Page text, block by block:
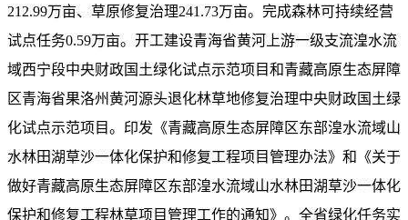
212.99万亩、草原修复治理241.73万亩。完成森林可持续经营
试点任务0.59万亩。开工建设青海省黄河上游一级支流湟水流
域西宁段中央财政国土绿化试点示范项目和青藏高原生态屏障
区青海省果洛州黄河源头退化林草地修复治理中央财政国土绿
化试点示范项目。印发《青藏高原生态屏障区东部湟水流域山
水林田湖草沙一体化保护和修复工程项目管理办法》和《关于
做好青藏高原生态屏障区东部湟水流域山水林田湖草沙一体化
保护和修复工程林草项目管理工作的通知》。全省绿化任务实